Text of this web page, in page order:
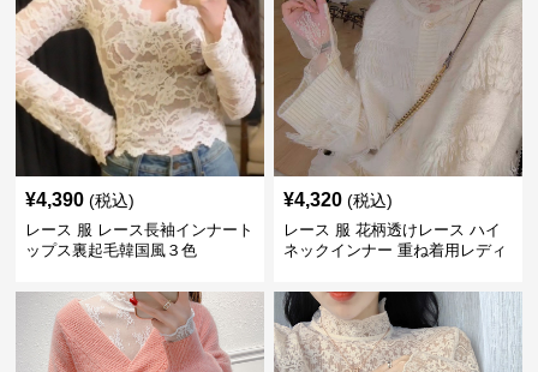
¥4,390 (税込)
レース 服 レース長袖インナート
ップス裏起毛韓国風３色
¥4,320 (税込)
レース 服 花柄透けレース ハイ
ネックインナー 重ね着用レディ